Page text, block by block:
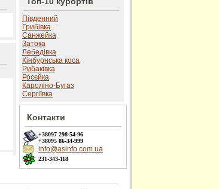
Південний
Грибівка
Санжейка
Затока
Лебедівка
Кінбурнська коса
Рибаківка
Росєйка
Кароліно-Бугаз
Сергіївка
Контакти
+38097 298-54-96
+38095 86-34-999
info@asinfo.com.ua
231-343-118